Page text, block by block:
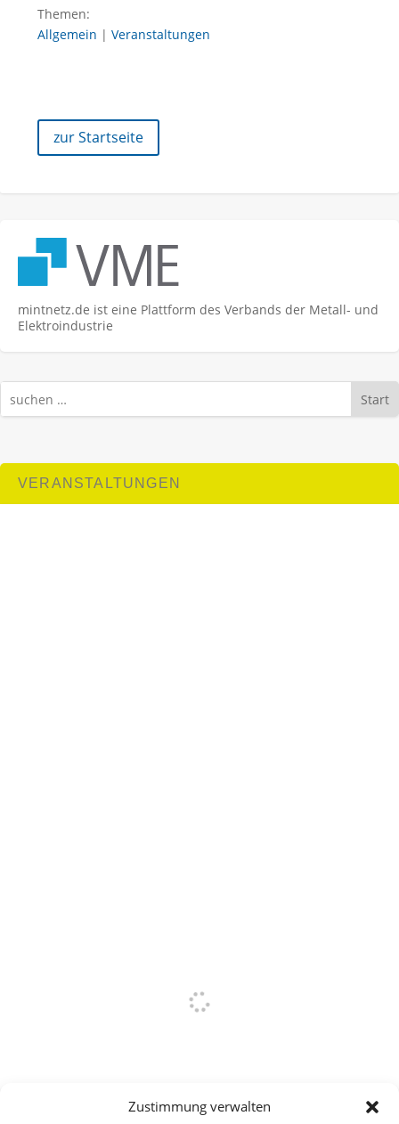
Zustimmung verwalten
Themen:
Allgemein | Veranstaltungen
zur Startseite
mintnetz.de ist eine Plattform des Verbands der Metall- und
Elektroindustrie
Start
VERANSTALTUNGEN